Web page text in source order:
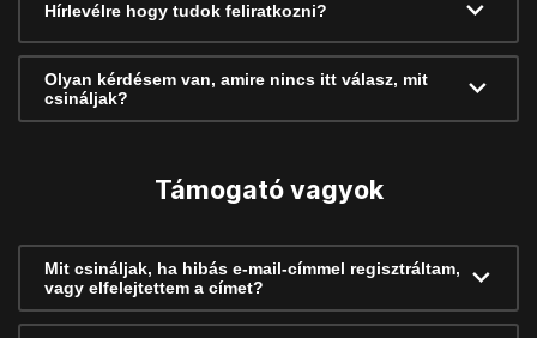
Hírlevélre hogy tudok feliratkozni?
Olyan kérdésem van, amire nincs itt válasz, mit
csináljak?
Támogató vagyok
Mit csináljak, ha hibás e-mail-címmel regisztráltam,
vagy elfelejtettem a címet?